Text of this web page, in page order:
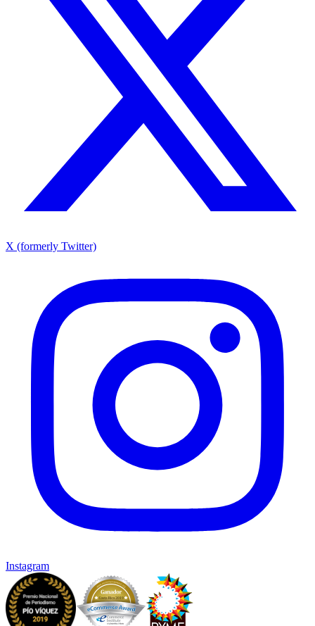
X (formerly Twitter)
Instagram